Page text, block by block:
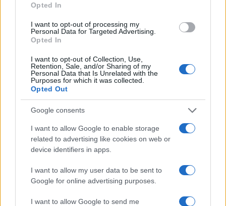
Opted In
I want to opt-out of processing my
Personal Data for Targeted Advertising.
Opted In
I want to opt-out of Collection, Use,
Retention, Sale, and/or Sharing of my
Personal Data that Is Unrelated with the
Purposes for which it was collected.
Opted Out
Google consents
I want to allow Google to enable storage
related to advertising like cookies on web or
device identifiers in apps.
I want to allow my user data to be sent to
Google for online advertising purposes.
I want to allow Google to send me
Continua a leggere
ESG NEWS